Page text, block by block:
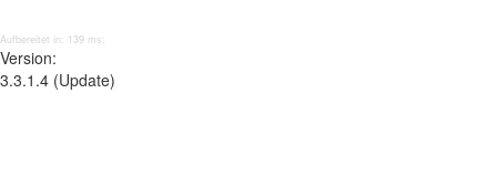
Aufbereitet in: 139 ms;
Version:
3.3.1.4 (Update)